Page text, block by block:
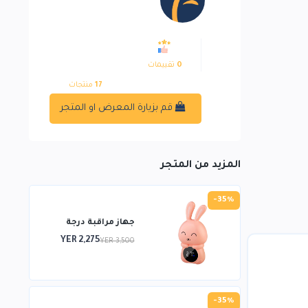
0 تقييمات
17منتجات
قم بزيارة المعرض او المتجر
المزيد من المتجر
-35%
جهاز مراقبة درجة
YER 3,500
YER 2,275
-35%